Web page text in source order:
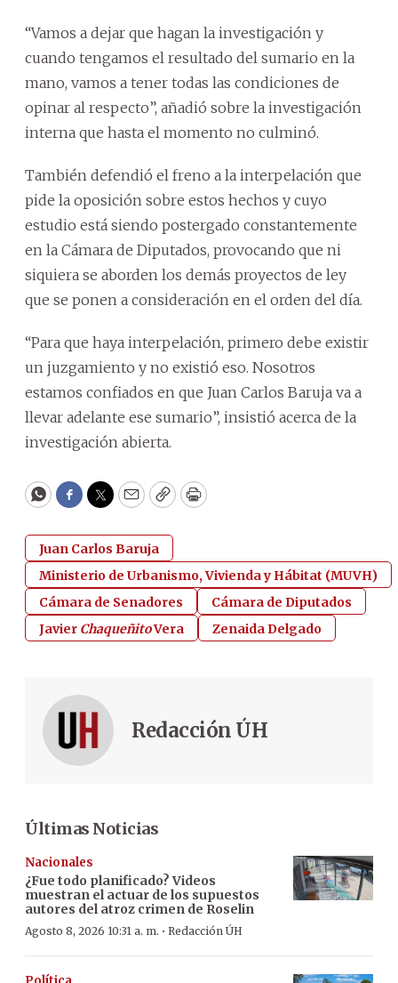
“Vamos a dejar que hagan la investigación y
cuando tengamos el resultado del sumario en la
mano, vamos a tener todas las condiciones de
opinar al respecto”, añadió sobre la investigación
interna que hasta el momento no culminó.
También defendió el freno a la interpelación que
pide la oposición sobre estos hechos y cuyo
estudio está siendo postergado constantemente
en la Cámara de Diputados, provocando que ni
siquiera se aborden los demás proyectos de ley
que se ponen a consideración en el orden del día.
“Para que haya interpelación, primero debe existir
un juzgamiento y no existió eso. Nosotros
estamos confiados en que Juan Carlos Baruja va a
llevar adelante ese sumario”, insistió acerca de la
investigación abierta.
WhatsApp
Facebook
Twitter
EmailCopyPrint
Juan Carlos Baruja
Ministerio de Urbanismo, Vivienda y Hábitat (MUVH)
Cámara de Senadores
Cámara de Diputados
Javier ChaqueñitoVera Zenaida Delgado
Redacción ÚH
Últimas Noticias
Nacionales
¿Fue todo planificado? Videos
muestran el actuar de los supuestos
autores del atroz crimen de Roselin
Agosto 8, 2026 10:31 a. m. · Redacción ÚH